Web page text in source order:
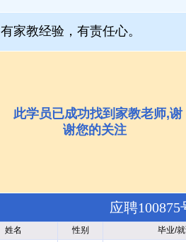
有家教经验，有责任心。
此学员已成功找到家教老师,谢
谢您的关注
应聘
姓名 性别
毕业/